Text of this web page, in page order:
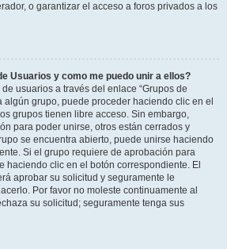
o garantizar el acceso a foros privados a los
Usuarios y como me puedo unir a ellos?
usuarios a través del enlace “Grupos de
algún grupo, puede proceder haciendo clic en el
grupos tienen libre acceso. Sin embargo,
para poder unirse, otros están cerrados y
se encuentra abierto, puede unirse haciendo
Si el grupo requiere de aprobación para
haciendo clic en el botón correspondiente. El
aprobar su solicitud y seguramente le
Por favor no moleste continuamente al
su solicitud; seguramente tenga sus